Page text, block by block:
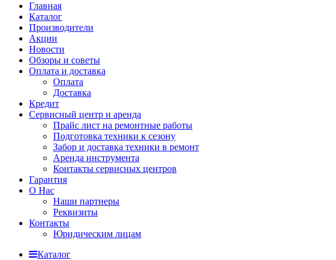
Главная
Каталог
Производители
Акции
Новости
Обзоры и советы
Оплата и доставка
Оплата
Доставка
Кредит
Сервисный центр и аренда
Прайс лист на ремонтные работы
Подготовка техники к сезону
Забор и доставка техники в ремонт
Аренда инструмента
Контакты сервисных центров
Гарантия
О Нас
Наши партнеры
Реквизиты
Контакты
Юридическим лицам
Каталог